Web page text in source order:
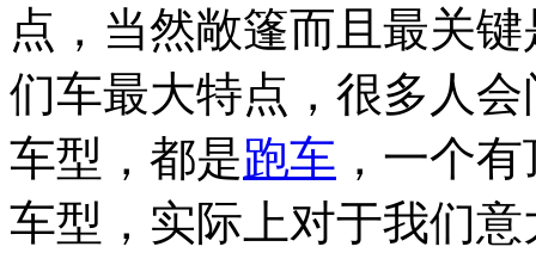
点，当然敞篷而且最关键
们车最大特点，很多人
车型，都是跑车 ，一个
车型，实际上对于我们